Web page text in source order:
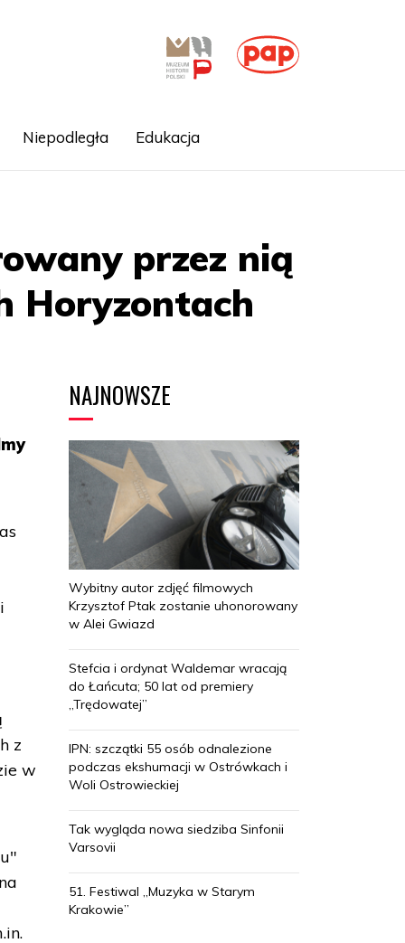
Niepodległa Edukacja
przez nią
Horyzontach
z
w
NAJNOWSZE
Wybitny autor zdjęć filmowych
Krzysztof Ptak zostanie uhonorowany
w Alei Gwiazd
Stefcia i ordynat Waldemar wracają
do Łańcuta; 50 lat od premiery
„Trędowatej”
IPN: szczątki 55 osób odnalezione
podczas ekshumacji w Ostrówkach i
Woli Ostrowieckiej
Tak wygląda nowa siedziba Sinfonii
Varsovii
51. Festiwal „Muzyka w Starym
Krakowie”